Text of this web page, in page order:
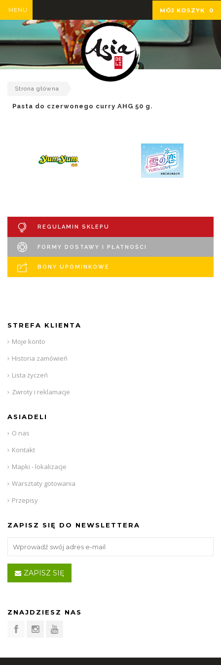
MÓJ KOSZYK 0
MENU
Strona główna
Pasta do czerwonego curry AHG 50 g.
REGULAMIN SKLEPU
FORMY DOSTAWY I PŁATNOŚCI
BONY UPOMINKOWE
STREFA KLIENTA
Moje konto
Historia zamówień
Lista życzeń
Zwroty i reklamacje
ASIADELI
O nas
Kontakt
Mapki - lokalizacje
Warsztaty gotowania
Przepisy
ZAPISZ SIĘ DO NEWSLETTERA
ZAPISZ SIĘ
ZNAJDZIESZ NAS